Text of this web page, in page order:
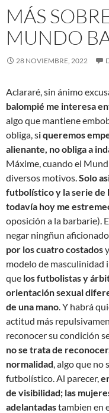
MÁS
MUNDO
28 NOVIEMBRE, 2022
Aclararé, sin ánimo
balompié me interesa
algo que mantiene
obliga, si queremos
alienante, no obliga a
Máxime, cuando el
diversos motivos. Solo
futbolístico y la serie de
todavía hoy me
oposición a la barbarie).
negar ningñun
por los cuatro costados
modelo de masculinidad
que los futbolistas y
orientación sexual
de una mano . Y habrá
actitud más
reconocer su condición
no se trata de
normalidad , algo que
futbolístico. Al parecer,
de visibilidad; las
adelantadastambien en